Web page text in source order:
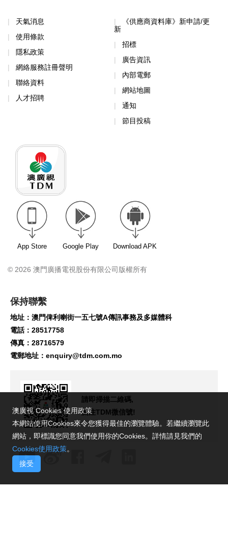
天氣消息
使用條款
隱私政策
網絡服務註冊聲明
聯絡資料
人才招聘
《供應商資料庫》新申請/更
新
招標
廣告資訊
內部電郵
網站地圖
通知
節目投稿
App Store Google Play Download APK
© 2026 澳門廣播電視股份有限公司版權所有
保持聯繫
地址：澳門俾利喇街一五七號A傳訊事務及多媒體科
電話：28517758
傳真：28716579
電郵地址： enquiry@tdm.com.mo
請即掃描二維碼,
關注TDM微信號!
澳廣視 Cookies 使用政策
本網站使用Cookies來令您獲得最佳的瀏覽體驗。若繼續瀏覽此
網站，即標識您同意我們使用你的Cookies。詳情請見我們的
Cookies使用政策。
接受